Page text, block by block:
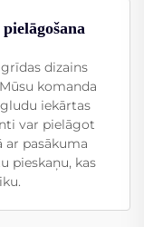
dizains
komanda
iekārtas
var pielāgot
ar pasākuma
pieskaņu, kas